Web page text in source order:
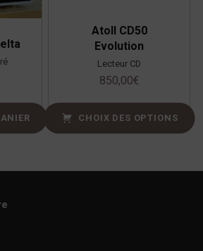
Atoll CD50
Evolution
Lecteur CD
850,00€
CHOIX DES OPTIONS